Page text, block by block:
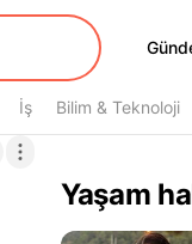
İş Bilim & Teknoloji
Yaşam